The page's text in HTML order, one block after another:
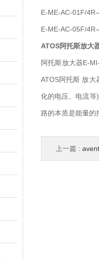
E-ME-AC-01F/
E-ME-AC-05F/
ATOS阿托斯放大
阿托斯放大器E-
ATOS阿托斯 放大
化的电压、电流等
路的本质是能量的
上一篇 :